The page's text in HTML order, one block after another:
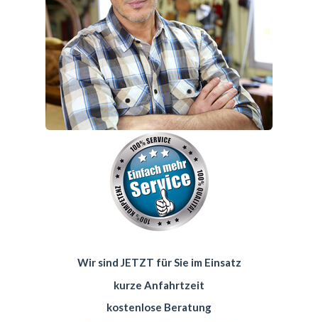
Wir sind JETZT für Sie im Einsatz
kurze Anfahrtzeit
kostenlose Beratung